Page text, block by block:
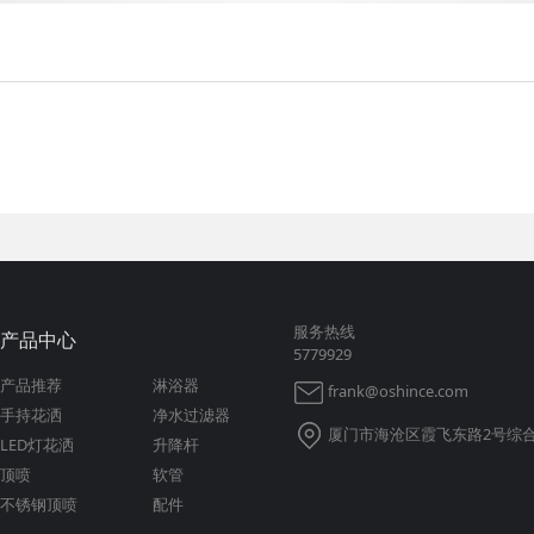
产品中心
产品推荐
手持花洒
LED灯花洒
顶喷
不锈钢顶喷
淋浴器
净水过滤器
升降杆
软管
配件
服务热线
5779929
frank@oshince.com
厦门市海沧区霞飞东路2号综